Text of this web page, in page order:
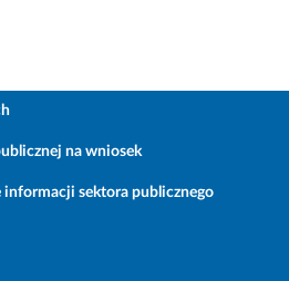
na wniosek
sektora publicznego